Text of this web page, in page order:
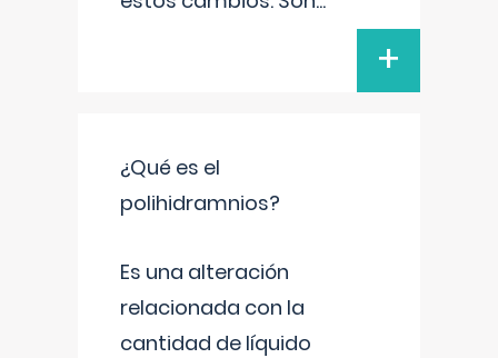
+
¿Qué es el
polihidramnios?
Es una alteración
relacionada con la
cantidad de líquido